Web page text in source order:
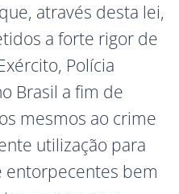
através desta lei,
a forte rigor de
Polícia
Brasil a fim de
mesmos ao crime
utilização para
entorpecentes bem